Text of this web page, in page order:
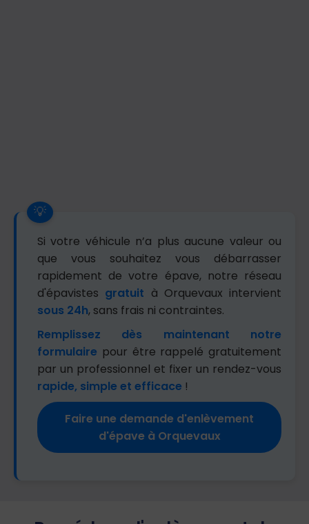
Si votre véhicule n’a plus aucune valeur ou
que vous souhaitez vous débarrasser
rapidement de votre épave, notre réseau
d'épavistes gratuit à Orquevaux intervient
sous 24h, sans frais ni contraintes.
Remplissez dès maintenant notre
formulaire pour être rappelé gratuitement
par un professionnel et fixer un rendez-vous
rapide, simple et efficace !
Faire une demande d'enlèvement
d'épave à Orquevaux